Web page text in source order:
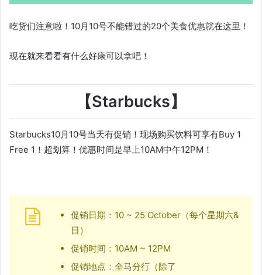
吃货们注意啦！10月10号不能错过的20个美食优惠就在这里！
现在就来看看有什么好康可以拿吧！
【Starbucks】
Starbucks10月10号当天有促销！现场购买饮料可享有Buy 1
Free 1！超划算！优惠时间是早上10AM中午12PM！
促销日期：10 ~ 25 October（每个星期六&
日）
促销时间：10AM ~ 12PM
促销地点：全马分行（除了